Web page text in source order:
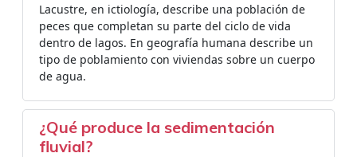
Lacustre, en ictiología, describe una población de
peces que completan su parte del ciclo de vida
dentro de lagos. En geografía humana describe un
tipo de poblamiento con viviendas sobre un cuerpo
de agua.
¿Qué produce la sedimentación
fluvial?